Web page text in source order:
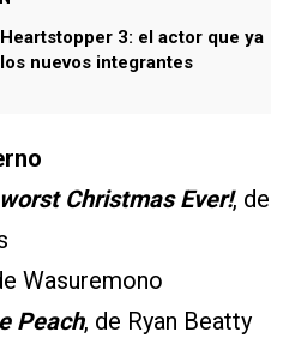
3: el actor que ya
nuevos integrantes
Christmas Ever!, de
Wasuremono
Peach, de Ryan Beatty